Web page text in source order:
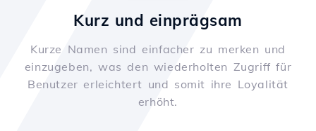
Kurz und einprägsam
Kurze Namen sind einfacher zu merken und
einzugeben, was den wiederholten Zugriff für
Benutzer erleichtert und somit ihre Loyalität
erhöht.